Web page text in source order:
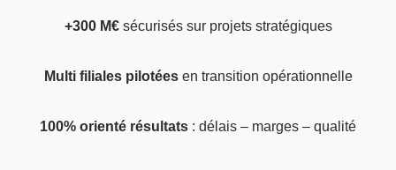
+300 M€sécurisés sur projets stratégiques
Multi filiales pilotéesen transition opérationnelle
100% orienté résultats : délais – marges – qualité